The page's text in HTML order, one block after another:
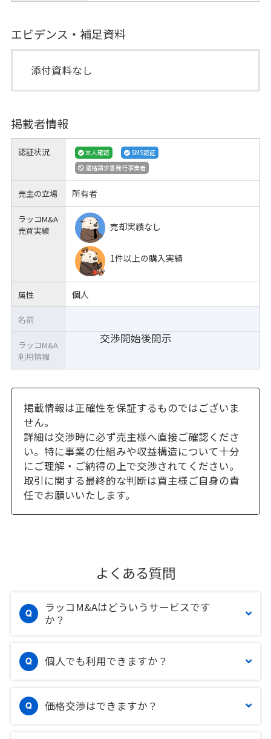
エビデンス・補足資料
添付資料なし
掲載者情報
認証状況 本人確認
SMS認証
適格請求書発行事業者
売主の立場 所有者
ラッコM&A
売買実績
売却実績なし
1件以上の購入実績
属性 個人
交渉開始後開示
名前
ラッコM&A
利用情報
掲載情報は正確性を保証するものではございま
せん。
詳細は交渉時に必ず売主様へ直接ご確認くださ
い。特に事業の仕組みや収益構造について十分
にご理解・ご納得の上で交渉されてください。
取引に関する最終的な判断は買主様ご自身の責
任でお願いいたします。
よくある質問
ラッコM&Aはどういうサービスです
か？
個人でも利用できますか？
価格交渉はできますか？